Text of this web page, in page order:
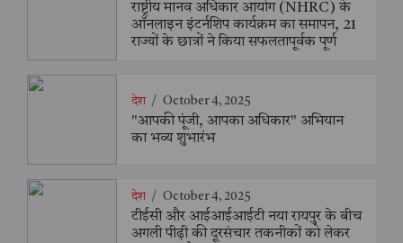
राष्ट्रीय मानव अधिकार आयोग (NHRC) के
ऑनलाइन इंटर्नशिप कार्यक्रम का समापन, 21
राज्यों के छात्रों ने किया सफलतापूर्वक पूर्ण
देश / October 4, 2025
"आपकी पूंजी, आपका अधिकार" अभियान
का भव्य शुभारंभ
देश / October 4, 2025
टीईसी और आईआईआईटी नया रायपुर के बीच
अगली पीढ़ी की दूरसंचार तकनीकों को लेकर